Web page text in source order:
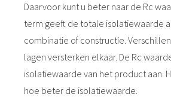
Daarvoor kunt u beter naar de Rc
term geeft de totale isolatiewaarde
combinatie of constructie.
lagen versterken elkaar. De Rc
isolatiewaarde van het product aan.
hoe beter de isolatiewaarde.